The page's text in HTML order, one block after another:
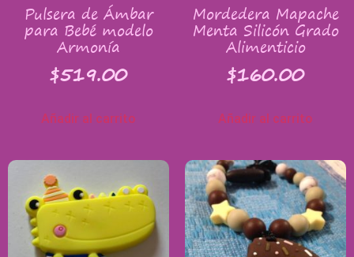
Pulsera de Ámbar
para Bebé modelo
Armonía
$519.00
Añadir al carrito
Mordedera Mapache
Menta Silicón Grado
Alimenticio
$160.00
Añadir al carrito